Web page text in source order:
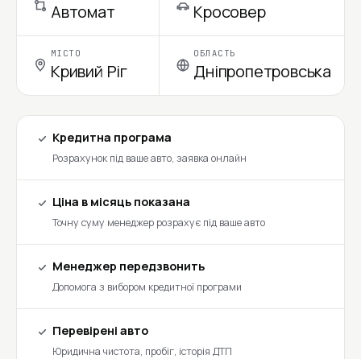
Автомат Кросовер
МІСТО
Кривий Ріг
ОБЛАСТЬ
Дніпропетровська
Кредитна програма
Розрахунок під ваше авто, заявка онлайн
Ціна в місяць показана
Точну суму менеджер розрахує під ваше авто
Менеджер передзвонить
Допомога з вибором кредитної програми
Перевірені авто
Юридична чистота, пробіг, історія ДТП